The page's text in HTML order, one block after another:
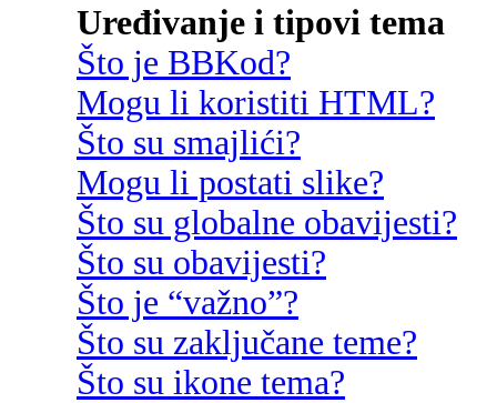
Uređivanje i tipovi tema
Što je BBKod?
Mogu li koristiti HTML?
Što su smajlići?
Mogu li postati slike?
Što su globalne obavijesti?
Što su obavijesti?
Što je “važno”?
Što su zaključane teme?
Što su ikone tema?